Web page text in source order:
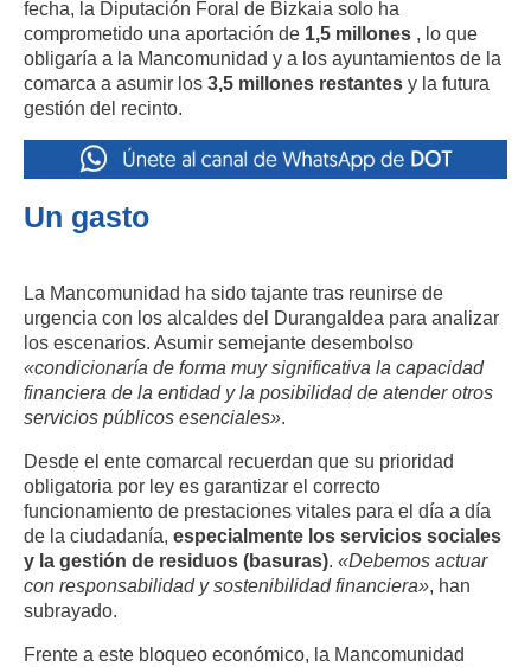
fecha, la Diputación Foral de Bizkaia solo ha
comprometido una aportación de 1,5 millones , lo que
obligaría a la Mancomunidad y a los ayuntamientos de la
comarca a asumir los 3,5 millones restantes y la futura
gestión del recinto.
Un gasto
La Mancomunidad ha sido tajante tras reunirse de
urgencia con los alcaldes del Durangaldea para analizar
los escenarios. Asumir semejante desembolso
«condicionaría de forma muy significativa la capacidad
financiera de la entidad y la posibilidad de atender otros
servicios públicos esenciales».
Desde el ente comarcal recuerdan que su prioridad
obligatoria por ley es garantizar el correcto
funcionamiento de prestaciones vitales para el día a día
de la ciudadanía, especialmente los servicios sociales
y la gestión de residuos (basuras). «Debemos actuar
con responsabilidad y sostenibilidad financiera», han
subrayado.
Frente a este bloqueo económico, la Mancomunidad